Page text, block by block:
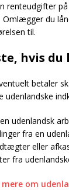
renteudgifter
Omlægger du
til.
hvis
betaler
udenlandske
udenlandsk
fra en
eller
fra
om